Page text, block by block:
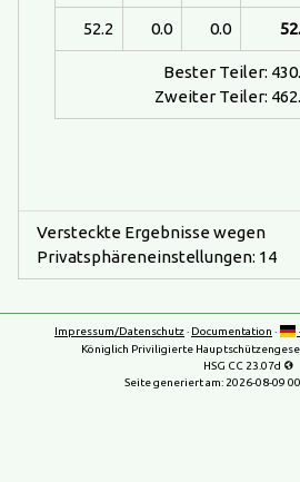
52.2 0.0 0.0
Bester Teiler:
Zweiter Teiler:
Versteckte Ergebnisse wegen
Privatsphäreneinstellungen: 14
Impressum/Datenschutz· Documentation ·
Königlich Priviligierte
HSG CC 23.07d
Seite generiert am: 2026-08-09